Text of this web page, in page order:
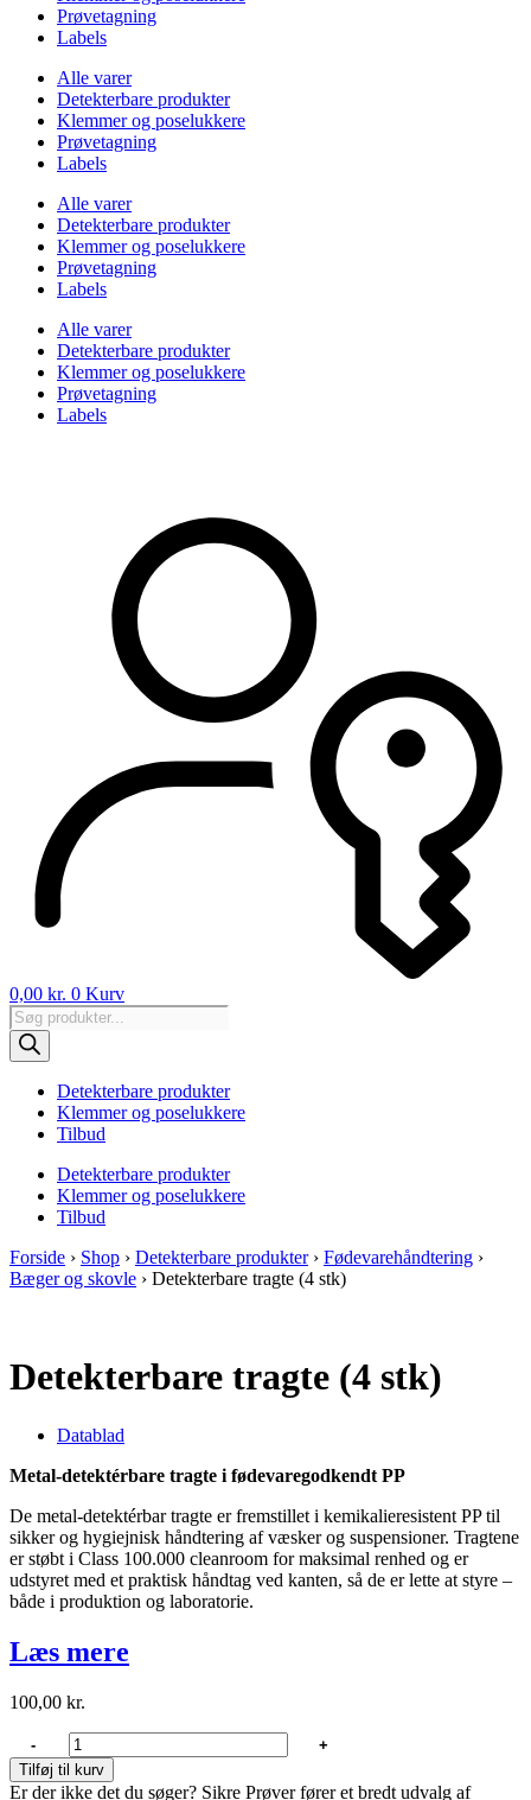
Prøvetagning
Labels
Alle varer
Detekterbare produkter
Klemmer og poselukkere
Prøvetagning
Labels
Alle varer
Detekterbare produkter
Klemmer og poselukkere
Prøvetagning
Labels
Alle varer
Detekterbare produkter
Klemmer og poselukkere
Prøvetagning
Labels
0,00 kr. 0 Kurv
Products
search
Detekterbare produkter
Klemmer og poselukkere
Tilbud
Detekterbare produkter
Klemmer og poselukkere
Tilbud
Forside › Shop › Detekterbare produkter› Fødevarehåndtering ›
Bæger og skovle › Detekterbare tragte (4 stk)
Detekterbare tragte (4 stk)
Datablad
Metal‑detektérbare tragte i fødevaregodkendt PP
De metal‑detektérbar tragte er fremstillet i kemikalieresistent PP til
sikker og hygiejnisk håndtering af væsker og suspensioner. Tragtene
er støbt i Class 100.000 cleanroom for maksimal renhed og er
udstyret med et praktisk håndtag ved kanten, så de er lette at styre –
både i produktion og laboratorie.
Læs mere
100,00 kr.
Detekterbare
tragte
(4
-
+
Tilføj til kurv
Er der ikke det du søger? Sikre Prøver fører et bredt udvalg af